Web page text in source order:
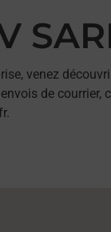
venez
de courrier,